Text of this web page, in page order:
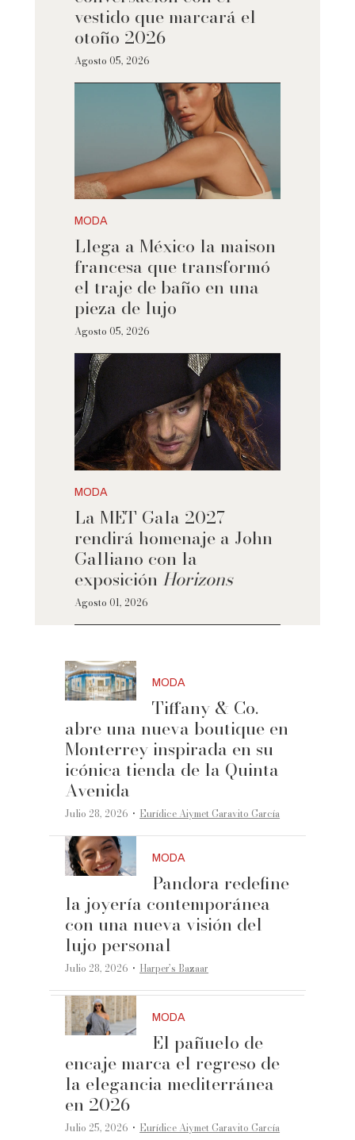
vestido que marcará el
otoño 2026
Agosto 05, 2026
MODA
Llega a México la maison
francesa que transformó
el traje de baño en una
pieza de lujo
Agosto 05, 2026
MODA
La MET Gala 2027
rendirá homenaje a John
Galliano con la
exposición Horizons
Agosto 01, 2026
MODA
Tiffany & Co.
abre una nueva boutique en
Monterrey inspirada en su
icónica tienda de la Quinta
Avenida
Julio 28, 2026 ·Eurídice Aiymet Garavito García
MODA
Pandora redefine
la joyería contemporánea
con una nueva visión del
lujo personal
Julio 28, 2026 ·Harper’s Bazaar
MODA
El pañuelo de
encaje marca el regreso de
la elegancia mediterránea
en 2026
Julio 25, 2026 ·Eurídice Aiymet Garavito García